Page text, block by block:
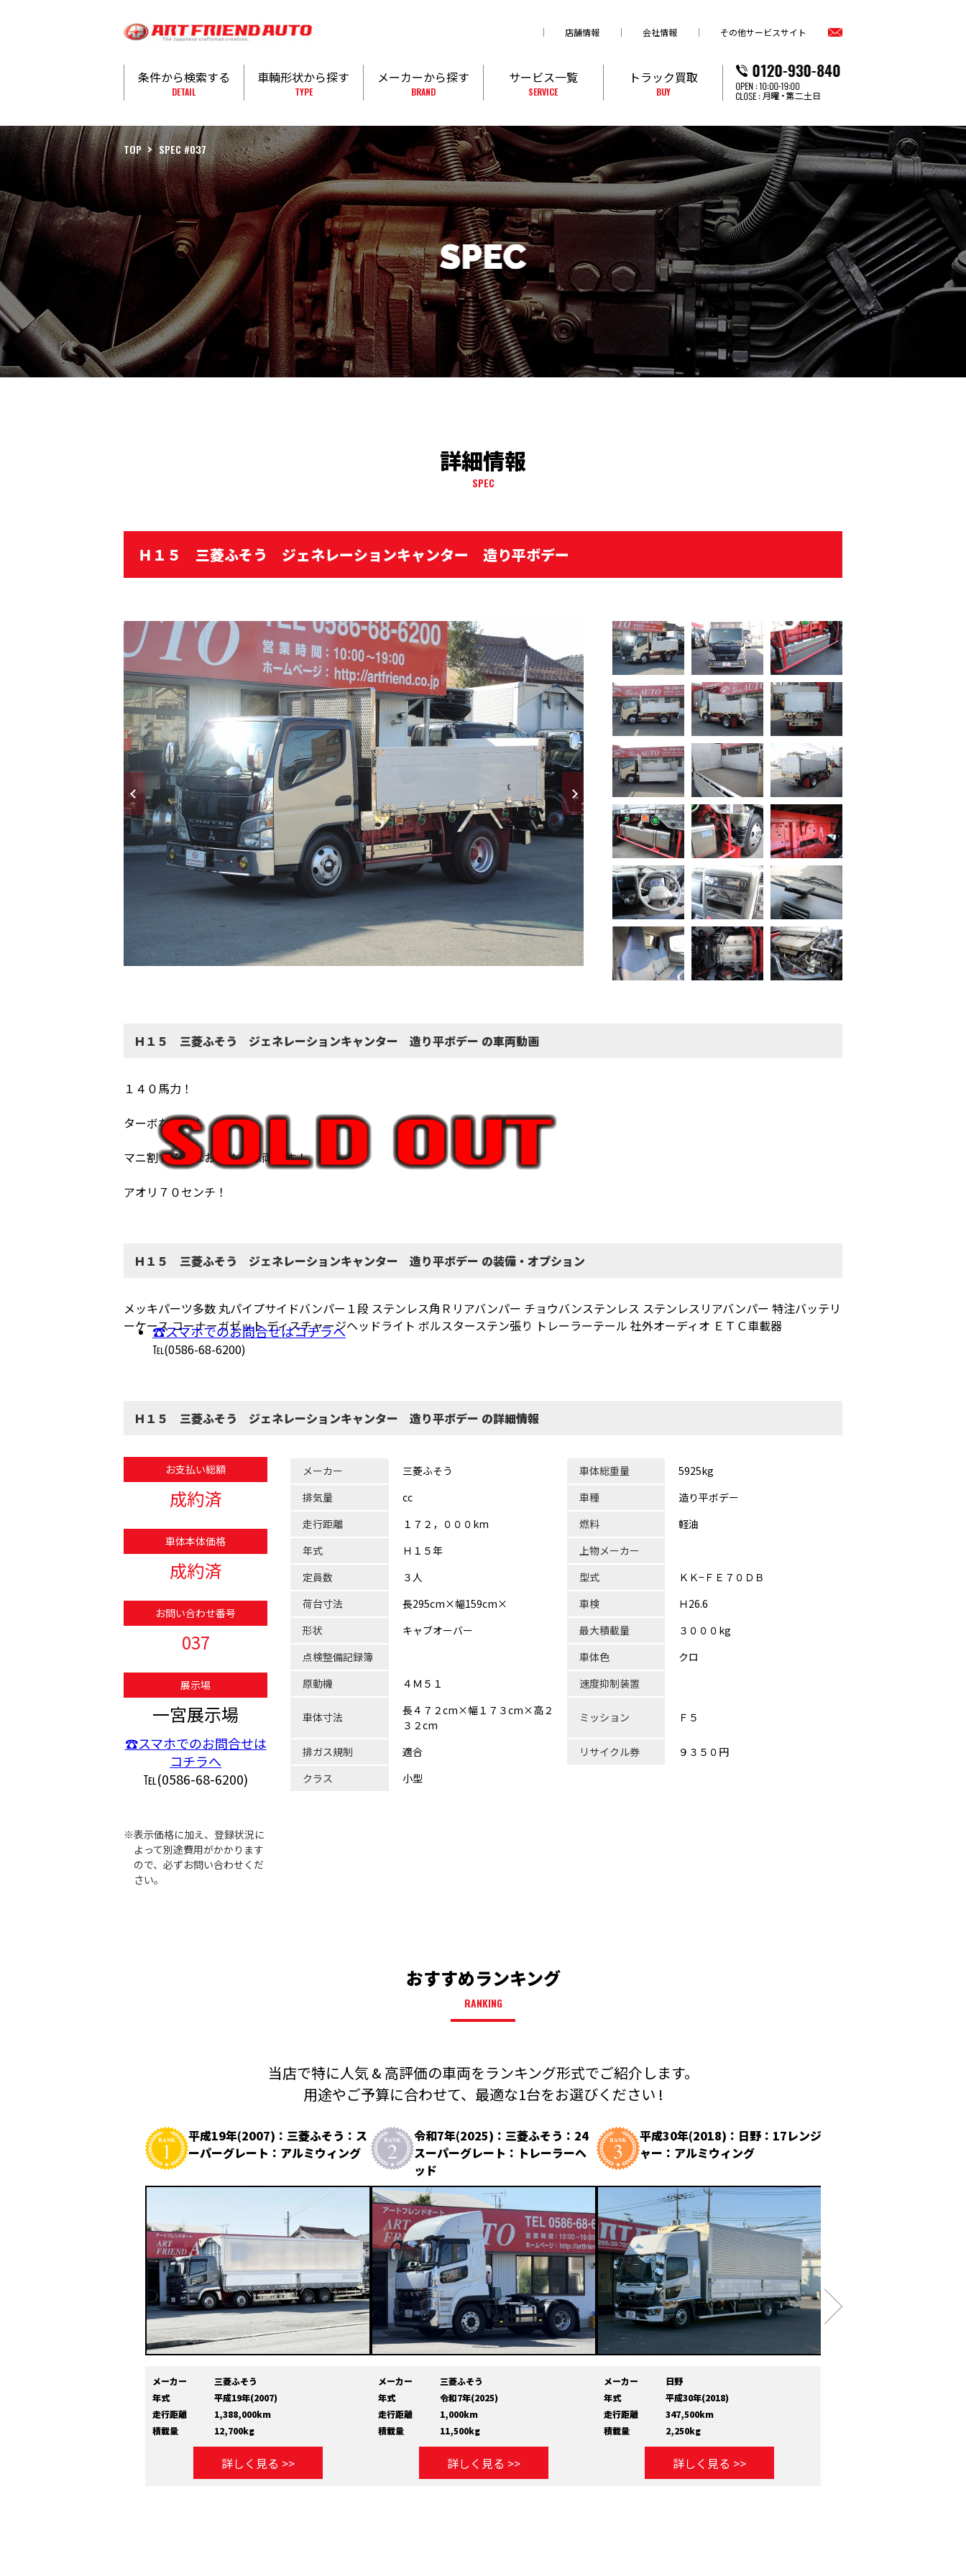
店舗情報 会社情報 その他サービスサイト
条件から検索する
DETAIL
車輌形状から探す
TYPE
メーカーから探す
BRAND
サービス一覧
SERVICE
トラック買取
BUY
TOP SPEC #037
詳細情報
SPEC
Ｈ１５ 三菱ふそう ジェネレーションキャンター 造り平ボデー
Ｈ１５ 三菱ふそう ジェネレーションキャンター 造り平ボデー の車両動画
１４０馬力！
ターボなし！！
マニ割するにはお勧めの車両です！
アオリ７０センチ！
Ｈ１５ 三菱ふそう ジェネレーションキャンター 造り平ボデー の装備・オプション
メッキパーツ多数 丸パイプサイドバンパー１段 ステンレス角Ｒリアバンパー チョウバンステンレス ステンレスリアバンパー 特注バッテリ
ーケース コーナーガゼット ディスチャージヘッドライト ボルスターステン張り トレーラーテール 社外オーディオ ＥＴＣ車載器
☎スマホでのお問合せはコチラへ
℡(0586-68-6200)
Ｈ１５ 三菱ふそう ジェネレーションキャンター 造り平ボデー の詳細情報
お支払い総額
成約済
車体本体価格
成約済
お問い合わせ番号
037
展示場
一宮展示場
☎スマホでのお問合せは
コチラへ
℡(0586-68-6200)
※表示価格に加え、登録状況に
よって別途費用がかかります
ので、必ずお問い合わせくだ
さい。
メーカー 三菱ふそう 車体総重量
5925kg
排気量
cc 車種
造り平ボデー
走行距離
１７２，０００km 燃料
軽油
年式
Ｈ１５年
上物メーカー
定員数
３人 型式
ＫＫ−ＦＥ７０ＤＢ
荷台寸法
長295cm×幅159cm× 車検
Ｈ26.6
形状
キャブオーバー 最大積載量
３０００kg
点検整備記録簿
車体色
クロ
原動機
４Ｍ５１ 速度抑制装置
車体寸法
長４７２cm×幅１７３cm×高２
３２cm
ミッション Ｆ５
排ガス規制 適合 リサイクル券
９３５０円
クラス
小型
おすすめランキング
RANKING
当店で特に人気 & 高評価の車両をランキング形式でご紹介します。
用途やご予算に合わせて、 最適な1台をお選びください !
平成19年(2007)：三菱ふそう：ス
ーパーグレート：アルミウィング
メーカー
三菱ふそう
年式
平成19年(2007)
走行距離
1,388,000km
積載量
12,700kg
詳しく見る >>
令和7年(2025)：三菱ふそう：24
スーパーグレート：トレーラーヘ
ッド
メーカー
三菱ふそう
年式
令和7年(2025)
走行距離
1,000km
積載量
11,500kg
詳しく見る >>
平成30年(2018)：日野：17レンジ
ャー：アルミウィング
メーカー
日野
年式
平成30年(2018)
走行距離
347,500km
積載量
2,250kg
詳しく見る >>